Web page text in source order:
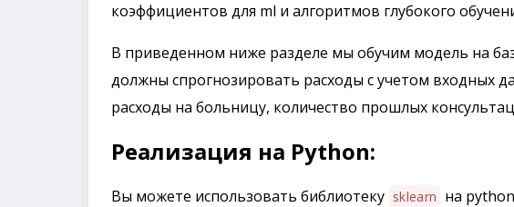
коэффициентов для ml и алгоритмов глубокого
В приведенном ниже разделе мы обучим модель на
должны спрогнозировать расходы с учетом входных
расходы на больницу, количество прошлых
Реализация на Python:
Вы можете использовать библиотеку sklearn на